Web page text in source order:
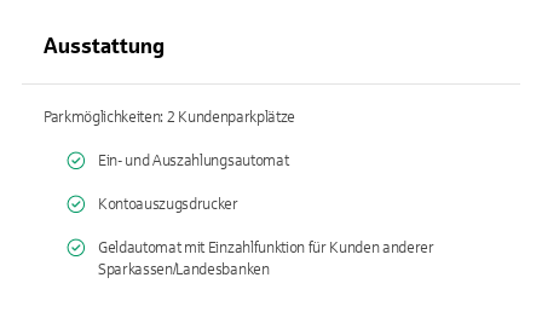
Ausstattung
Parkmöglichkeiten: 2 Kundenparkplätze
Ein- und Auszahlungsautomat
Kontoauszugsdrucker
Geldautomat mit Einzahlfunktion für Kunden anderer
Sparkassen/Landesbanken